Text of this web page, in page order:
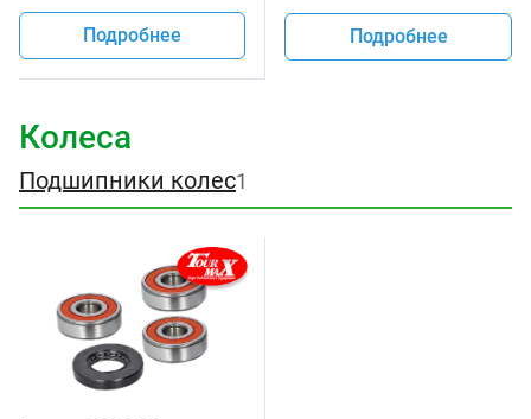
Подробнее Подробнее
Колеса
Подшипники колес1